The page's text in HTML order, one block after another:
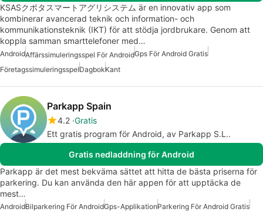
KSASクボタスマートアグリシステム är en innovativ app som
kombinerar avancerad teknik och information- och
kommunikationsteknik (IKT) för att stödja jordbrukare. Genom att
koppla samman smarttelefoner med…
AndroidAffärssimuleringsspel För AndroidGps För Android Gratis
FöretagssimuleringsspelDagbokKant
Parkapp Spain
4.2 Gratis
Ett gratis program för Android, av Parkapp S.L..
Gratis nedladdning för Android
Parkapp är det mest bekväma sättet att hitta de bästa priserna för
parkering. Du kan använda den här appen för att upptäcka de
mest…
AndroidBilparkering För AndroidGps-ApplikationParkering För Android Gratis